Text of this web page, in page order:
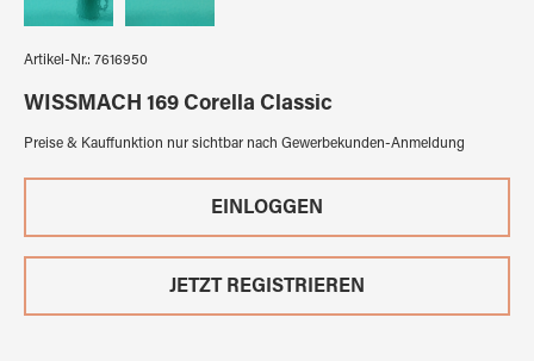
Artikel-Nr.: 7616950
WISSMACH 169 Corella Classic
Preise & Kauffunktion nur sichtbar nach Gewerbekunden-Anmeldung
EINLOGGEN
JETZT REGISTRIEREN